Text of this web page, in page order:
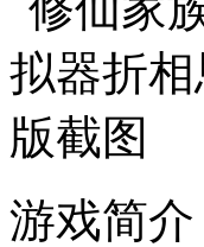
游戏简介